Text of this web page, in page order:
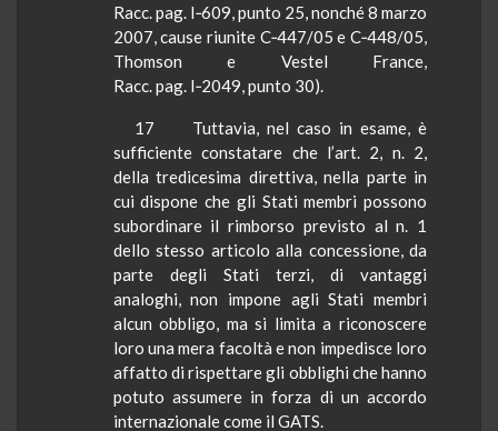
Racc. pag. I‑609, punto 25, nonché 8 marzo
2007, cause riunite C‑447/05 e C‑448/05,
Thomson e Vestel France,
Racc. pag. I‑2049, punto 30).
17
Tuttavia, nel caso in esame, è
sufficiente constatare che l’art. 2, n. 2,
della tredicesima direttiva, nella parte in
cui dispone che gli Stati membri possono
subordinare il rimborso previsto al n. 1
dello stesso articolo alla concessione, da
parte degli Stati terzi, di vantaggi
analoghi, non impone agli Stati membri
alcun obbligo, ma si limita a riconoscere
loro una mera facoltà e non impedisce loro
affatto di rispettare gli obblighi che hanno
potuto assumere in forza di un accordo
internazionale come il GATS.